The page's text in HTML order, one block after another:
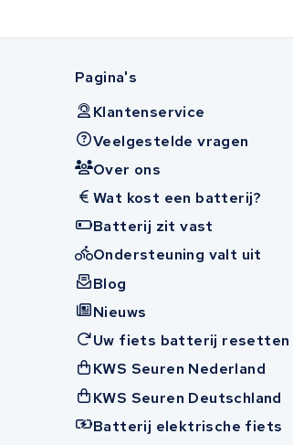
Pagina's
Klantenservice
Veelgestelde vragen
Over ons
Wat kost een batterij?
Batterij zit vast
Ondersteuning valt uit
Blog
Nieuws
Uw fiets batterij resetten
KWS Seuren Nederland
KWS Seuren Deutschland
Batterij elektrische fiets